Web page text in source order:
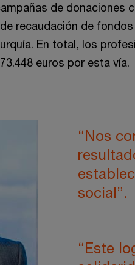
de donaciones
recaudación de
En total, los
euros por esta vía.
“Nos
social”.
“Este